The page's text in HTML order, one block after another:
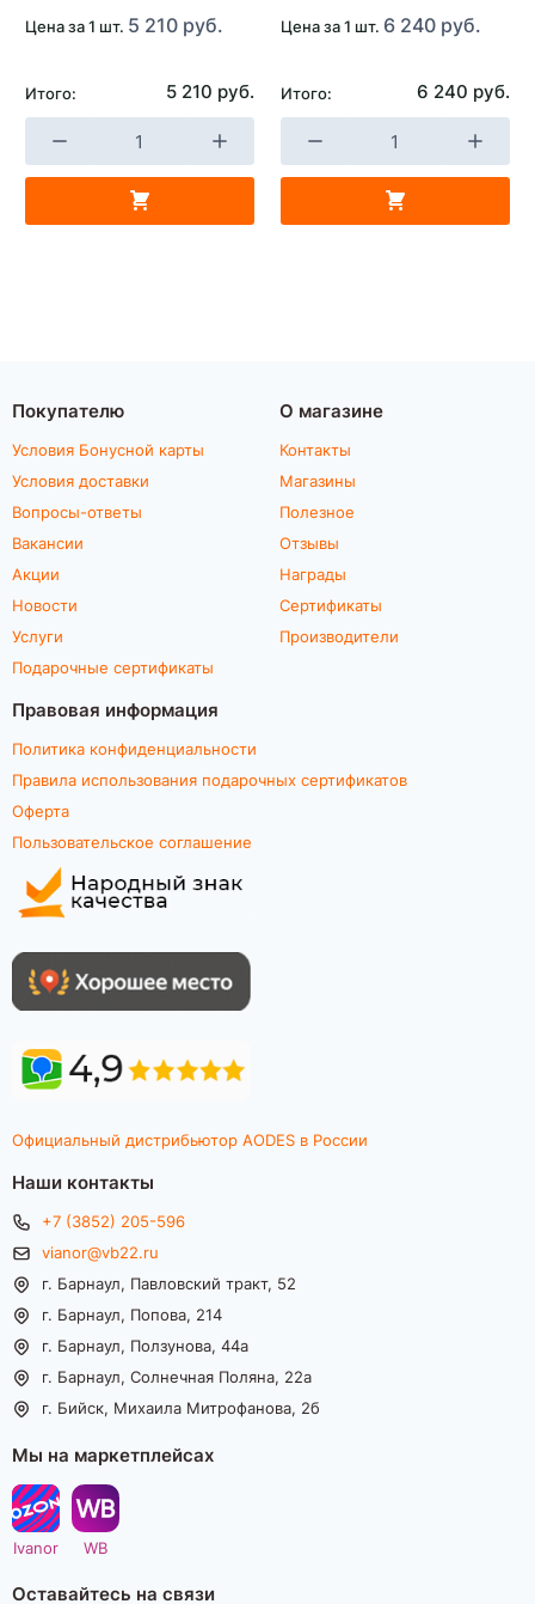
Цена за 1 шт. 5 210 руб.
Итого: 5 210 руб.
Цена за 1 шт. 6 240 руб.
Итого: 6 240 руб.
Покупателю
Условия Бонусной карты
Условия доставки
Вопросы-ответы
Вакансии
Акции
Новости
Услуги
Подарочные сертификаты
О магазине
Контакты
Магазины
Полезное
Отзывы
Награды
Сертификаты
Производители
Правовая информация
Политика конфиденциальности
Правила использования подарочных сертификатов
Оферта
Пользовательское соглашение
Официальный дистрибьютор AODES в России
Наши контакты
+7 (3852) 205-596
vianor@vb22.ru
г. Барнаул, Павловский тракт, 52
г. Барнаул, Попова, 214
г. Барнаул, Ползунова, 44а
г. Барнаул, Солнечная Поляна, 22а
г. Бийск, Михаила Митрофанова, 2б
Мы на маркетплейсах
Ivanor WB
Оставайтесь на связи